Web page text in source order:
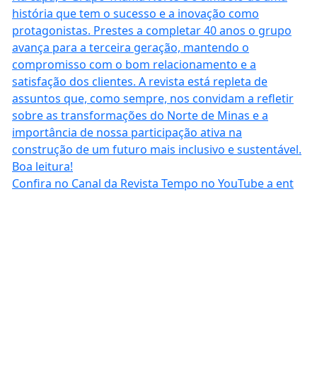
Confira no Canal da Revista Tempo no YouTube a ent